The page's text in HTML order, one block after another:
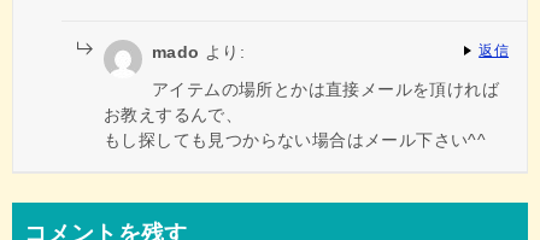
mado より:
アイテムの場所とかは直接メールを頂ければ
お教えするんで、
もし探しても見つからない場合はメール下さい^^
返信
コメントを残す